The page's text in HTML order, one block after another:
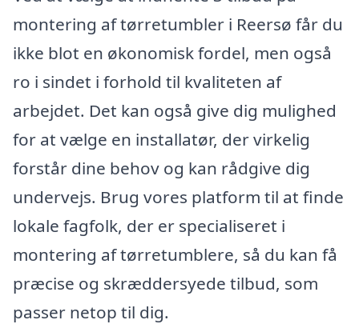
montering af tørretumbler i Reersø får du
ikke blot en økonomisk fordel, men også
ro i sindet i forhold til kvaliteten af
arbejdet. Det kan også give dig mulighed
for at vælge en installatør, der virkelig
forstår dine behov og kan rådgive dig
undervejs. Brug vores platform til at finde
lokale fagfolk, der er specialiseret i
montering af tørretumblere, så du kan få
præcise og skræddersyede tilbud, som
passer netop til dig.